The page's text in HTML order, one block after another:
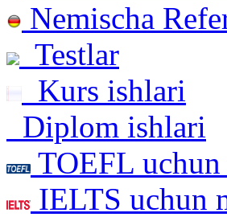
Nemischa
Testlar
Kurs ishlari
Diplom ishlari
TOEFL
IELTS uchun